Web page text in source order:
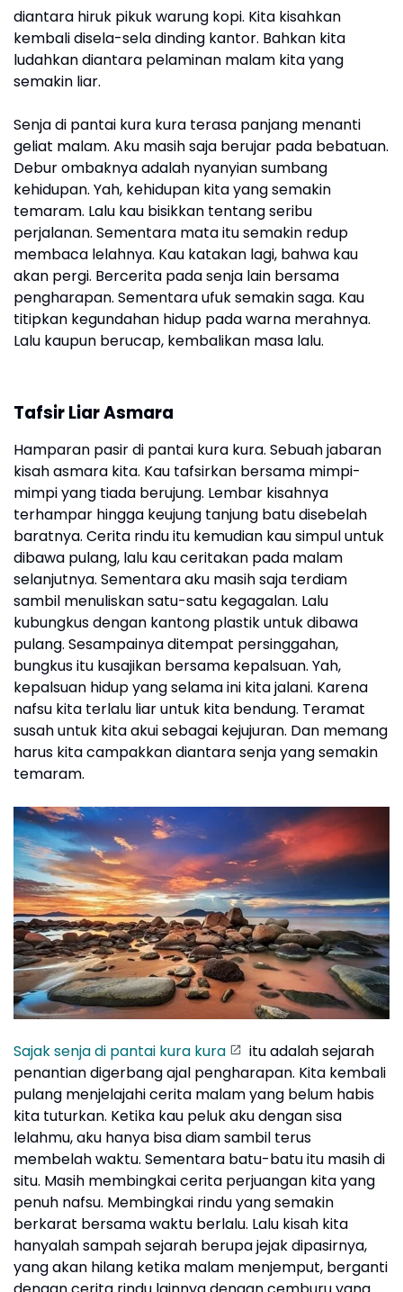
diantara hiruk pikuk warung kopi. Kita kisahkan
kembali disela-sela dinding kantor. Bahkan kita
ludahkan diantara pelaminan malam kita yang
semakin liar.
Senja di pantai kura kura terasa panjang menanti
geliat malam. Aku masih saja berujar pada bebatuan.
Debur ombaknya adalah nyanyian sumbang
kehidupan. Yah, kehidupan kita yang semakin
temaram. Lalu kau bisikkan tentang seribu
perjalanan. Sementara mata itu semakin redup
membaca lelahnya. Kau katakan lagi, bahwa kau
akan pergi. Bercerita pada senja lain bersama
pengharapan. Sementara ufuk semakin saga. Kau
titipkan kegundahan hidup pada warna merahnya.
Lalu kaupun berucap, kembalikan masa lalu.
Tafsir Liar Asmara
Hamparan pasir di pantai kura kura. Sebuah jabaran
kisah asmara kita. Kau tafsirkan bersama mimpi-
mimpi yang tiada berujung. Lembar kisahnya
terhampar hingga keujung tanjung batu disebelah
baratnya. Cerita rindu itu kemudian kau simpul untuk
dibawa pulang, lalu kau ceritakan pada malam
selanjutnya. Sementara aku masih saja terdiam
sambil menuliskan satu-satu kegagalan. Lalu
kubungkus dengan kantong plastik untuk dibawa
pulang. Sesampainya ditempat persinggahan,
bungkus itu kusajikan bersama kepalsuan. Yah,
kepalsuan hidup yang selama ini kita jalani. Karena
nafsu kita terlalu liar untuk kita bendung. Teramat
susah untuk kita akui sebagai kejujuran. Dan memang
harus kita campakkan diantara senja yang semakin
temaram.
Sajak senja di pantai kura kura
itu adalah sejarah
penantian digerbang ajal pengharapan. Kita kembali
pulang menjelajahi cerita malam yang belum habis
kita tuturkan. Ketika kau peluk aku dengan sisa
lelahmu, aku hanya bisa diam sambil terus
membelah waktu. Sementara batu-batu itu masih di
situ. Masih membingkai cerita perjuangan kita yang
penuh nafsu. Membingkai rindu yang semakin
berkarat bersama waktu berlalu. Lalu kisah kita
hanyalah sampah sejarah berupa jejak dipasirnya,
yang akan hilang ketika malam menjemput, berganti